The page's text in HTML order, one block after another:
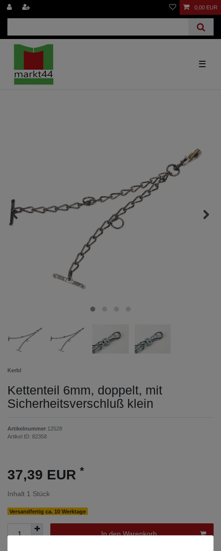
0,00 EUR
☰
Kerbl
Kettenteil 6mm, doppelt, mit
Sicherheitsverschluß klein
Artikelnummer 12528
Artikel ID: 82358
37,39 EUR *
Inhalt 1 Stück
Versandfertig ca. 10 Werktage
In den Warenkorb